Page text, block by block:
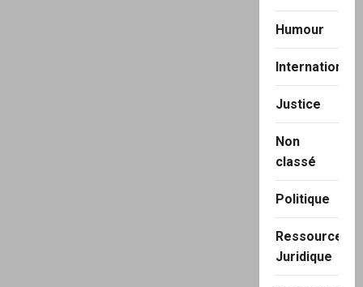
Humour
International
Justice
Non
classé
Politique
Ressource
Juridique